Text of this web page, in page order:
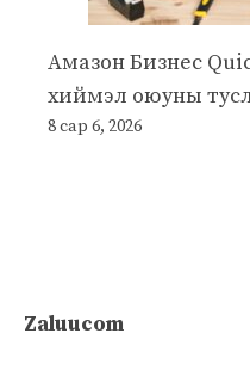
Амазон Бизнес
хиймэл оюуны
8 сар 6, 2026
Zaluucom